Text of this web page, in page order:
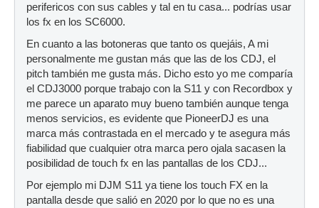
perifericos con sus cables y tal en tu casa... podrías usar
los fx en los SC6000.
En cuanto a las botoneras que tanto os quejáis, A mi
personalmente me gustan más que las de los CDJ, el
pitch también me gusta más. Dicho esto yo me comparía
el CDJ3000 porque trabajo con la S11 y con Recordbox y
me parece un aparato muy bueno también aunque tenga
menos servicios, es evidente que PioneerDJ es una
marca más contrastada en el mercado y te asegura más
fiabilidad que cualquier otra marca pero ojala sacasen la
posibilidad de touch fx en las pantallas de los CDJ...
Por ejemplo mi DJM S11 ya tiene los touch FX en la
pantalla desde que salió en 2020 por lo que no es una